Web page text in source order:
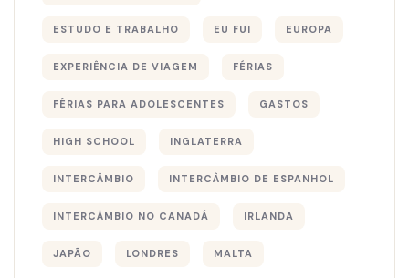
ESTUDO E TRABALHO EU FUI EUROPA
EXPERIÊNCIA DE VIAGEM FÉRIAS
FÉRIAS PARA ADOLESCENTES GASTOS
HIGH SCHOOL INGLATERRA
INTERCÂMBIO INTERCÂMBIO DE ESPANHOL
INTERCÂMBIO NO CANADÁ IRLANDA
JAPÃO LONDRES MALTA